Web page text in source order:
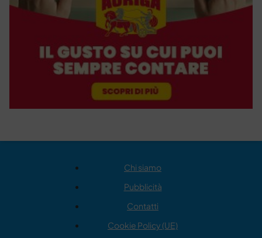
Chi siamo
Pubblicità
Contatti
Cookie Policy (UE)